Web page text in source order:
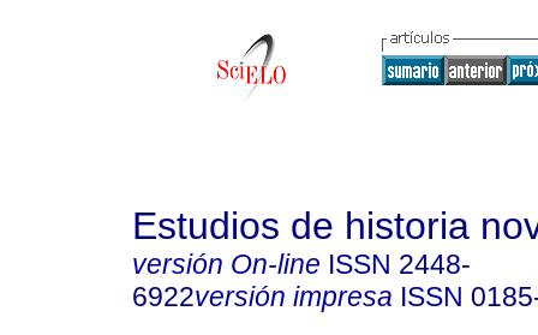
Estudios de historia
versión On-line ISSN 2448-
6922versión impresa ISSN